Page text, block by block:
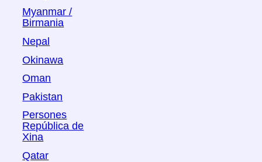
Myanmar /
Birmania
Nepal
Okinawa
Oman
Pakistan
Persones
República de
Xina
Qatar